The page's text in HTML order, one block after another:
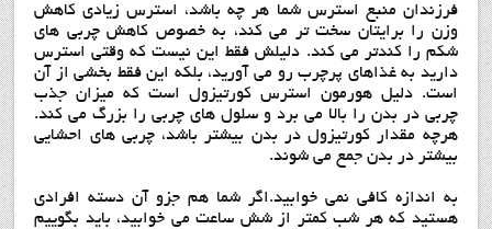
فرزندان منبع استرس شما هر چه باشد، استرس زیادی کاهش
وزن را برایتان سخت تر می کند، به خصوص کاهش چربی های
شکم را کندتر می کند. دلیلش فقط این نیست که وقتی استرس
دارید به غذاهای پرچرب رو می آورید، بلکه این فقط بخشی از آن
است. دلیل هورمون استرس کورتیزول است که میزان جذب
چربی در بدن را بالا می برد و سلول های چربی را بزرگ می کند.
هرچه مقدار کورتیزول در بدن بیشتر باشد، چربی های احشایی
بیشتر در بدن جمع می شوند.
به اندازه کافی نمی خوابید.اگر شما هم جزو آن دسته افرادی
هستید که هر شب کمتر از شش ساعت می خوابید، باید بگوییم